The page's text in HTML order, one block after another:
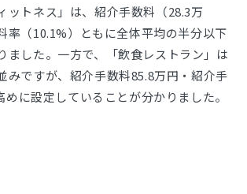
ットネス」は、紹介手数料（28.3万
率（10.1%）ともに全体平均の半分以下
ました。一方で、「飲食レストラン」は
みですが、紹介手数料85.8万円・紹介手
に設定していることが分かりました。